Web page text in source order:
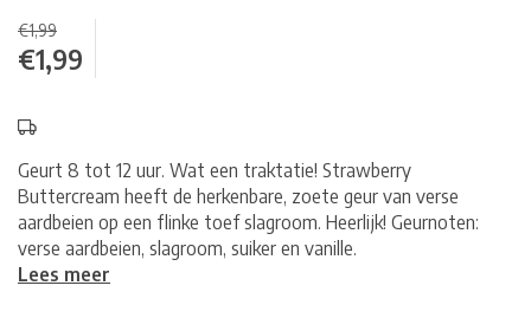
€1,99
€1,99
Geurt 8 tot 12 uur. Wat een traktatie! Strawberry
Buttercream heeft de herkenbare, zoete geur van verse
aardbeien op een flinke toef slagroom. Heerlijk! Geurnoten:
verse aardbeien, slagroom, suiker en vanille.
Lees meer